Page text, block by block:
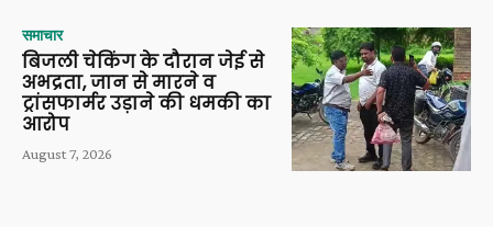
समाचार
बिजली चेकिंग के दौरान जेई से
अभद्रता, जान से मारने व
ट्रांसफार्मर उड़ाने की धमकी का
आरोप
August 7, 2026